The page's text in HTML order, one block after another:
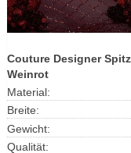
Couture Designer
Weinrot
Material:
Breite:
Gewicht:
Qualität: